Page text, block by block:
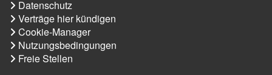
Datenschutz
Verträge hier kündigen
Cookie-Manager
Nutzungsbedingungen
Freie Stellen